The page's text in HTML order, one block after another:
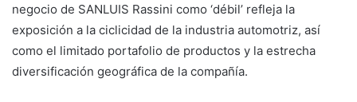
negocio de SANLUIS Rassini como ‘débil’ refleja la
exposición a la ciclicidad de la industria automotriz, así
como el limitado portafolio de productos y la estrecha
diversificación geográfica de la compañía.